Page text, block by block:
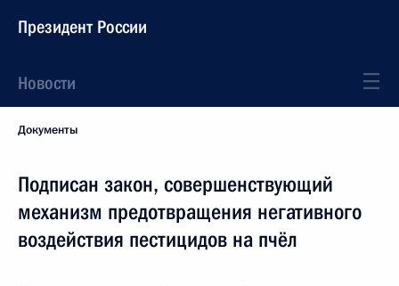
Президент России
Новости
Документы
Подписан закон, совершенствующий
механизм предотвращения негативного
воздействия пестицидов на пчёл